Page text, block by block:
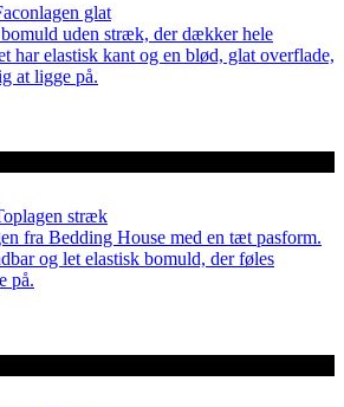
glat
uden stræk, der dækker hele
har elastisk kant og en blød, glat overflade,
at ligge på.
stræk
fra Bedding House med en tæt pasform.
og let elastisk bomuld, der føles
på.